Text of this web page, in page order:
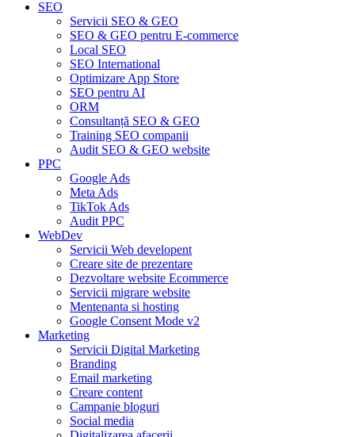
Close
SEO
Servicii SEO & GEO
SEO & GEO pentru E-commerce
Local SEO
SEO International
Optimizare App Store
SEO pentru AI
ORM
Consultanță SEO & GEO
Training SEO companii
Audit SEO & GEO website
PPC
Google Ads
Meta Ads
TikTok Ads
Audit PPC
WebDev
Servicii Web developent
Creare site de prezentare
Dezvoltare website Ecommerce
Servicii migrare website
Mentenanta si hosting
Google Consent Mode v2
Marketing
Servicii Digital Marketing
Branding
Email marketing
Creare content
Campanie bloguri
Social media